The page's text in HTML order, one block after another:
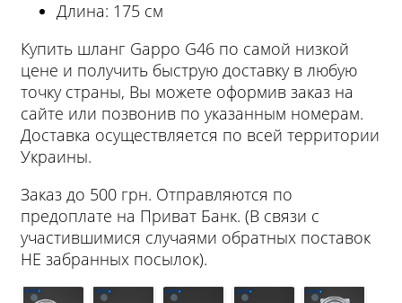
Длина: 175 см
Купить шланг Gappo G46 по самой низкой
цене и получить быструю доставку в любую
точку страны, Вы можете оформив заказ на
сайте или позвонив по указанным номерам.
Доставка осуществляется по всей территории
Украины.
Заказ до 500 грн. Отправляются по
предоплате на Приват Банк. (В связи с
участившимися случаями обратных поставок
НЕ забранных посылок).